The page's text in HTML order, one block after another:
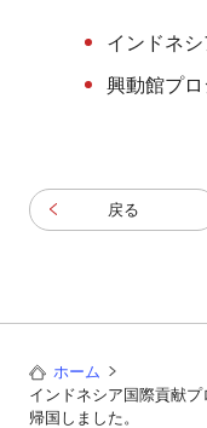
インドネ
興動館プロ
戻る
ホーム
インドネシア国際貢献
帰国しました。